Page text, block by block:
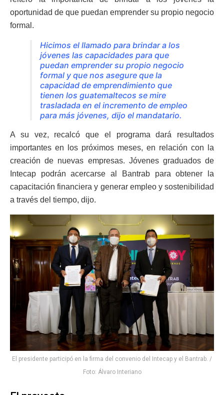
oportunidad de que puedan emprender su propio negocio
formal.
Hicimos el llamado para brindar a los
jóvenes las capacidades para que
puedan emprender su propio negocio
formal y que nos asegure que la
capacidad de emprendimiento que
tienen los guatemaltecos se mire
trasladada en el incremento de empleo
para más jóvenes, dijo el mandatario.
A su vez, recalcó que el programa dará resultados
importantes en los próximos meses, en relación con la
creación de nuevas empresas. Jóvenes graduados de
Intecap podrán acercarse al Bantrab para obtener la
capacitación financiera y generar empleo y sostenibilidad
a través del tiempo, dijo.
El presidente participó en la firma del convenio del Intecap y el Bantrab. /
Foto: Álvaro Interiano